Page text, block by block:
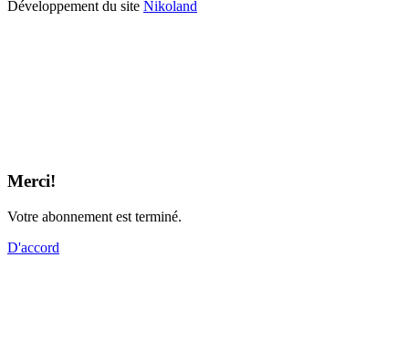
Développement du site Nikoland
Merci!
Votre abonnement est terminé.
D'accord